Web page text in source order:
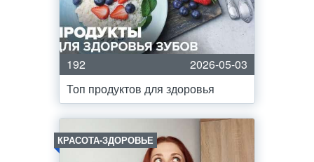
192
2026-05-03
Топ продуктов для здоровья
КРАСОТА-ЗДОРОВЬЕ